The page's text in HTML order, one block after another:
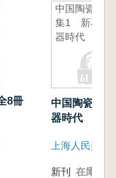
8冊
中国陶瓷全
集1 新石
器時代
中国陶瓷全
器時代
上海人民美術
新刊 在庫なし